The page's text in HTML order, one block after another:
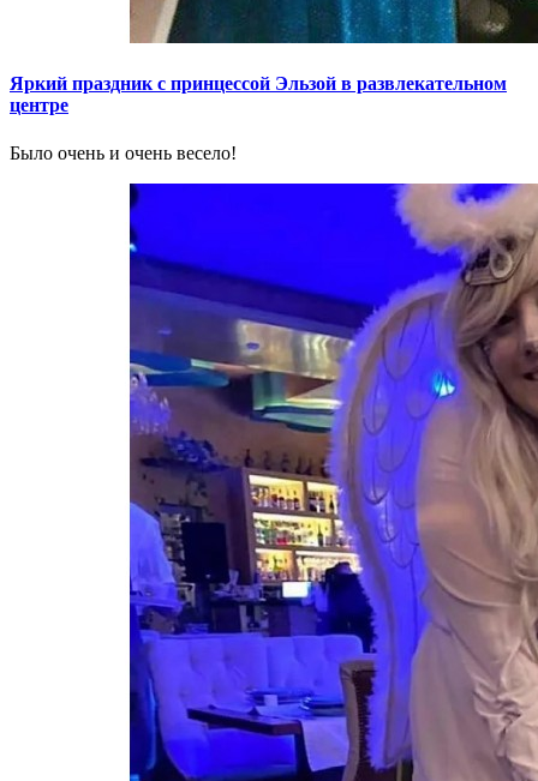
Яркий праздник с принцессой Эльзой в развлекательном
центре
Было очень и очень весело!